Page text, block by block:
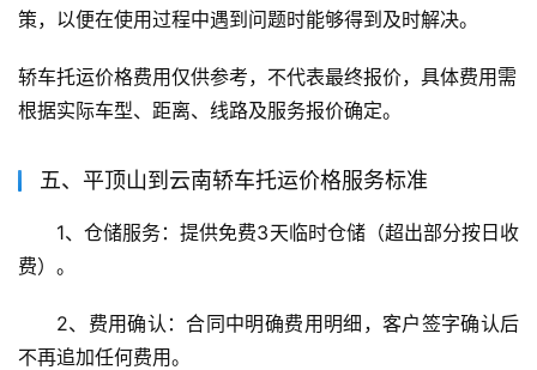
策，以便在使用过程中遇到问题时能够得到及时解决。
轿车托运价格费用仅供参考，不代表最终报价，具体费用需
根据实际车型、距离、线路及服务报价确定。
五、平顶山到云南轿车托运价格服务标准
1、仓储服务：提供免费3天临时仓储（超出部分按日收
费）。
2、费用确认：合同中明确费用明细，客户签字确认后
不再追加任何费用。